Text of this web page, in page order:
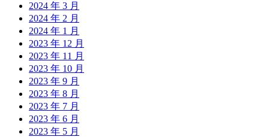
2024 年 3 月
2024 年 2 月
2024 年 1 月
2023 年 12 月
2023 年 11 月
2023 年 10 月
2023 年 9 月
2023 年 8 月
2023 年 7 月
2023 年 6 月
2023 年 5 月